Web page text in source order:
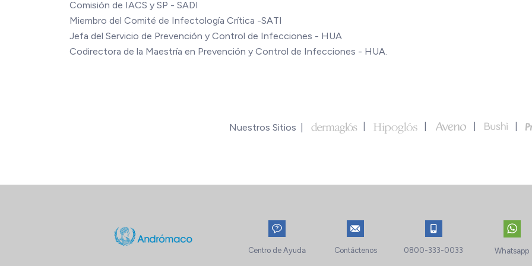
Comisión de IACS y SP - SADI
Miembro del Comité de Infectología Crítica -SATI
Jefa del Servicio de Prevención y Control de Infecciones - HUA
Codirectora de la Maestría en Prevención y Control de Infecciones - HUA.
Nuestros Sitios
Centro de Ayuda Contáctenos 0800-333-0033 Whatsapp